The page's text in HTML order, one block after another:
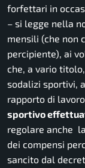
forfettari in
– si legge nella
mensili (che non
percipiente), ai
che, a vario
sodalizi sportivi,
rapporto di
sportivo
regolare anche
dei compensi
sancito dal